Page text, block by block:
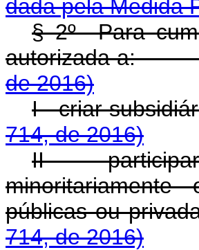
dada pela Medida
§ 2ºPara
autorizada
de 2016)
I - criar
714, de 2016)
II -
públicas ou
714, de 2016)